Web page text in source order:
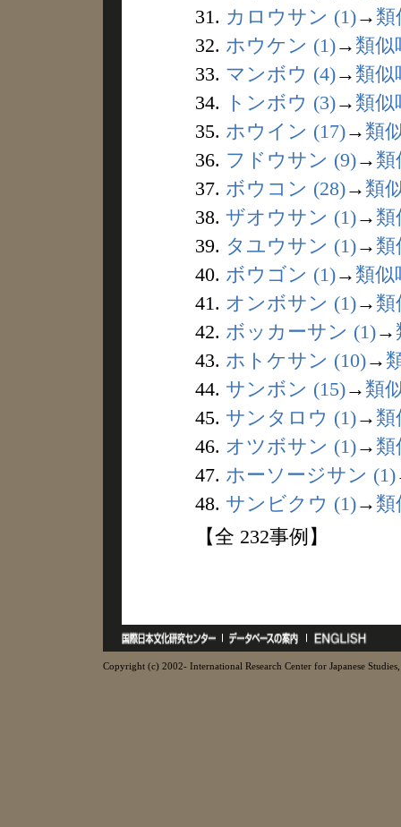
31. カロウサン (1)→ 類
32. ホウケン (1)→ 類似
33. マンボウ (4)→ 類似
34.
トンボウ (3)→ 類似
35. ホウイン (17)→ 類
36. フドウサン (9)→ 類
37. ボウコン (28)→ 類
38. ザオウサン (1)→ 類
39. タユウサン (1)→ 類
40. ボウゴン (1)→ 類似
41. オンボサン (1)→ 類
42. ボッカーサン (1)→
43. ホトケサン (10)→
44. サンボン (15)→ 類
45. サンタロウ (1)→ 類
46. オツボサン (1)→ 類
47. ホーソージサン (1)
48. サンビクウ (1)→ 類
【全 232事例】
Copyright (c) 2002- International Research Center for Japanese